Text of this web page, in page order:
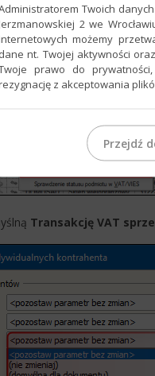
Transakcję VAT
Twoich
2 we
możemy
dane nt. Twojej aktywności
prawo do
z akceptowania
Przejdź